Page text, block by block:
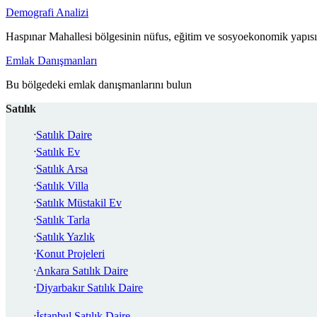
Demografi Analizi
Haspınar Mahallesi bölgesinin nüfus, eğitim ve sosyoekonomik
Emlak Danışmanları
Bu bölgedeki emlak danışmanlarını bulun
Satılık
Satılık Daire
Satılık Ev
Satılık Arsa
Satılık Villa
Satılık Müstakil Ev
Satılık Tarla
Satılık Yazlık
Konut Projeleri
Ankara Satılık Daire
Diyarbakır Satılık Daire